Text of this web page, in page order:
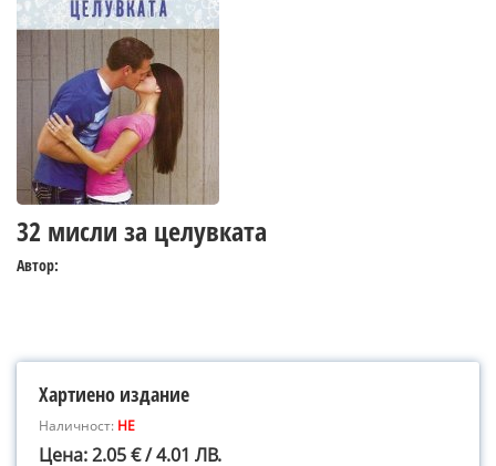
32 мисли за целувката
Автор:
Хартиено издание
Наличност: НЕ
Цена: 2.05 € / 4.01 ЛВ.